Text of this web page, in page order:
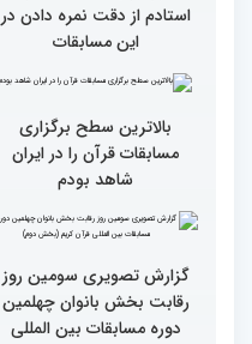
اول)
قاریان و حافظان فینالیست‌
در چهلمین دوره مسابقات
بین‌المللی قرآن معرفی